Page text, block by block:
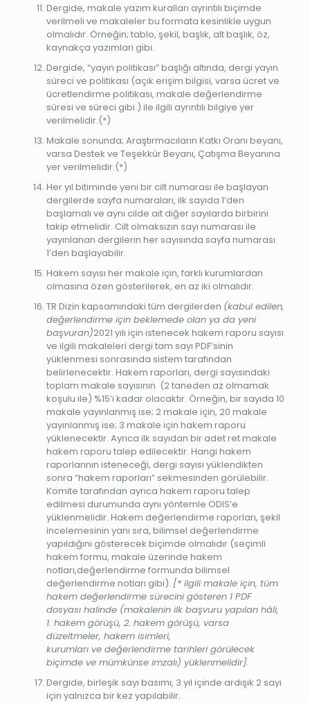
Dergide, makale yazım kuralları ayrıntılı biçimde
verilmeli ve makaleler bu formata kesinlikle uygun
olmalıdır. Örneğin; tablo, şekil, başlık, alt başlık, öz,
kaynakça yazımları gibi.
Dergide, “yayın politikası” başlığı altında, dergi yayın
süreci ve politikası (açık erişim bilgisi, varsa ücret ve
ücretlendirme politikası, makale değerlendirme
süresi ve süreci gibi.) ile ilgili ayrıntılı bilgiye yer
verilmelidir.(*)
Makale sonunda; Araştırmacıların Katkı Oranı beyanı,
varsa Destek ve Teşekkür Beyanı, Çatışma Beyanına
yer verilmelidir.(*)
Her yıl bitiminde yeni bir cilt numarası ile başlayan
dergilerde sayfa numaraları, ilk sayıda 1’den
başlamalı ve aynı cilde ait diğer sayılarda birbirini
takip etmelidir. Cilt olmaksızın sayı numarası ile
yayınlanan dergilerin her sayısında sayfa numarası
1’den başlayabilir.
Hakem sayısı her makale için, farklı kurumlardan
olmasına özen gösterilerek, en az iki olmalıdır.
TR Dizin kapsamındaki tüm dergilerden (kabul edilen,
değerlendirme için beklemede olan ya da yeni
başvuran)2021 yılı için istenecek hakem raporu sayısı
ve ilgili makaleleri dergi tam sayı PDF’sinin
yüklenmesi sonrasında sistem tarafından
belirlenecektir. Hakem raporları, dergi sayısındaki
toplam makale sayısının (2 taneden az olmamak
koşulu ile) %15’i kadar olacaktır. Örneğin, bir sayıda 10
makale yayınlanmış ise; 2 makale için, 20 makale
yayınlanmış ise; 3 makale için hakem raporu
yüklenecektir. Ayrıca ilk sayıdan bir adet ret makale
hakem raporu talep edilecektir. Hangi hakem
raporlarının isteneceği, dergi sayısı yüklendikten
sonra “hakem raporları” sekmesinden görülebilir.
Komite tarafından ayrıca hakem raporu talep
edilmesi durumunda aynı yöntemle ODIS’e
yüklenmelidir. Hakem değerlendirme raporları, şekil
incelemesinin yanı sıra, bilimsel değerlendirme
yapıldığını gösterecek biçimde olmalıdır (seçimli
hakem formu, makale üzerinde hakem
notları,değerlendirme formunda bilimsel
değerlendirme notları gibi). [* ilgili makale için, tüm
hakem değerlendirme sürecini gösteren 1 PDF
dosyası halinde (makalenin ilk başvuru yapılan hâli,
1. hakem görüşü, 2. hakem görüşü, varsa
düzeltmeler, hakem isimleri,
kurumları ve değerlendirme tarihleri görülecek
biçimde ve mümkünse imzalı) yüklenmelidir].
Dergide, birleşik sayı basımı, 3 yıl içinde ardışık 2 sayı
için yalnızca bir kez yapılabilir.